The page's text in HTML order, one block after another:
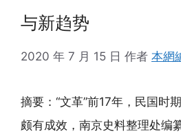
与新趋势
2020 年 7 月 15 日 作者 本網
摘要：“文革”前17年，民国时
颇有成效，南京史料整理处编